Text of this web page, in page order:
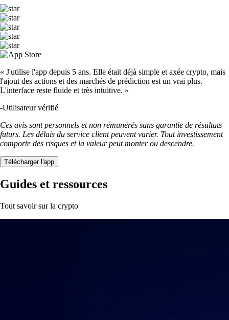
« J'utilise l'app depuis 5 ans. Elle était déjà simple et axée crypto, mais
l'ajout des actions et des marchés de prédiction est un vrai plus.
L'interface reste fluide et très intuitive. »
-Utilisateur vérifié
Ces avis sont personnels et non rémunérés sans garantie de résultats
futurs. Les délais du service client peuvent varier. Tout investissement
comporte des risques et la valeur peut monter ou descendre.
Télécharger l'app
Guides et ressources
Tout savoir sur la crypto